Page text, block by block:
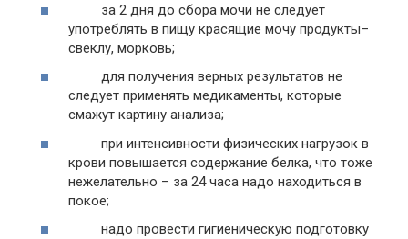
за 2 дня до сбора мочи не следует
употреблять в пищу красящие мочу продукты–
свеклу, морковь;
для получения верных результатов не
следует применять медикаменты, которые
смажут картину анализа;
при интенсивности физических нагрузок в
крови повышается содержание белка, что тоже
нежелательно – за 24 часа надо находиться в
покое;
надо провести гигиеническую подготовку